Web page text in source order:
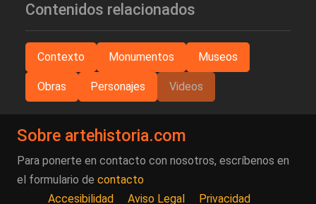
Contenidos relacionados
Contexto Monumentos Museos
Obras Personajes Videos
Sobre artehistoria.com
Para ponerte en contacto con nosotros, escríbenos en
el formulario de contacto
Accesibilidad
Aviso Legal Privacidad